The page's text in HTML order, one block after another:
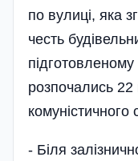
по вулиці, яка
честь
розпочались 22
комуністичного
- Біля